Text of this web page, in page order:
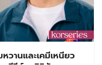
านและเคมีเหนียว